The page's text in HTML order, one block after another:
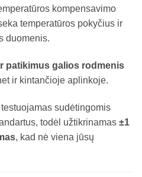
kompensavimo
temperatūros pokyčius ir
duomenis.
patikimus galios rodmenis
ir kintančioje aplinkoje.
sudėtingomis
todėl užtikrinamas ±1
, kad nė viena jūsų